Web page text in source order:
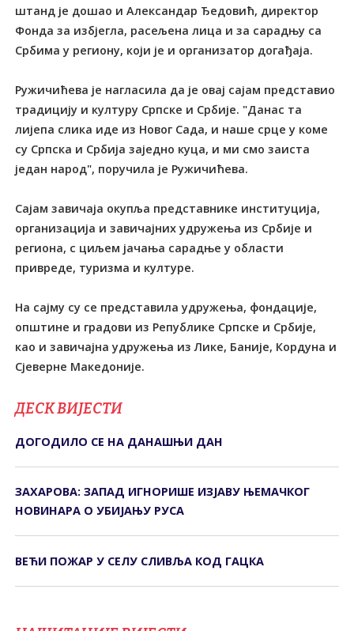
штанд је дошао и Александар Ђедовић, директор
Фонда за избјегла, расељена лица и за сарадњу са
Србима у региону, који је и организатор догађаја.
Ружичићева је нагласила да је овај сајам представио
традицију и културу Српске и Србије. "Данас та
лијепа слика иде из Новог Сада, и наше срце у коме
су Српска и Србија заједно куца, и ми смо заиста
један народ", поручила је Ружичићева.
Сајам завичаја окупља представнике институција,
организација и завичајних удружења из Србије и
региона, с циљем јачања сарадње у области
привреде, туризма и културе.
На сајму су се представила удружења, фондације,
општине и градови из Републике Српске и Србије,
као и завичајна удружења из Лике, Баније, Кордуна и
Сјеверне Македоније.
ДЕСК ВИЈЕСТИ
ДОГОДИЛО СЕ НА ДАНАШЊИ ДАН
ЗАХАРОВА: ЗАПАД ИГНОРИШЕ ИЗЈАВУ ЊЕМАЧКОГ
НОВИНАРА О УБИЈАЊУ РУСА
ВЕЋИ ПОЖАР У СЕЛУ СЛИВЉА КОД ГАЦКА